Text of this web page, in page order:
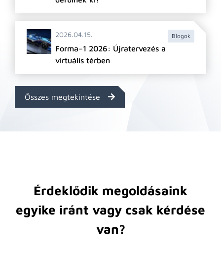
2026.04.15. Blogok
Forma–1 2026: Újratervezés a
virtuális térben
Összes megtekintése
Érdeklődik megoldásaink
egyike iránt vagy csak kérdése
van?